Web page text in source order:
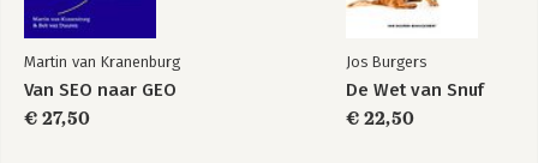
Martin van Kranenburg
Van SEO naar GEO
€ 27,50
Jos Burgers
De Wet van Snuf
€ 22,50